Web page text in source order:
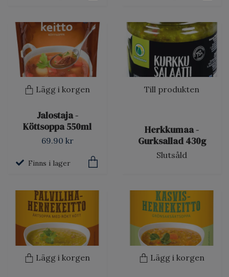
Lägg i korgen
Jalostaja -
Köttsoppa 550ml
69.90 kr
Finns i lager
Till produkten
Herkkumaa -
Gurksallad 430g
Slutsåld
Lägg i korgen Lägg i korgen